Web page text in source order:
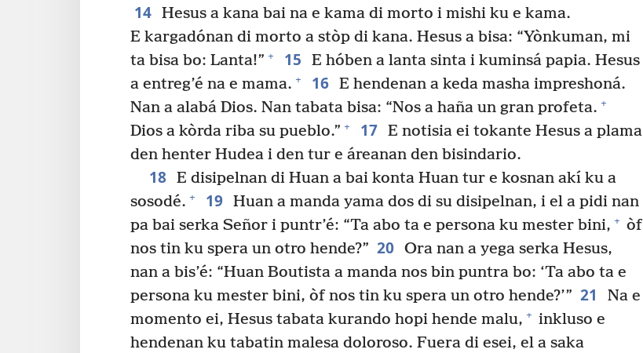
14 Hesus a kana bai na e kama di morto i mishi ku e kama.
E kargadónan di morto a stòp di kana. Hesus a bisa: “Yònkuman, mi
ta bisa bo: Lanta!” + 15
E hóben a lanta sinta i kuminsá papia. Hesus
a entreg’é na e mama. + 16 E hendenan a keda masha impreshoná.
Nan a alabá Dios. Nan tabata bisa: “Nos a haña un gran profeta. +
Dios a kòrda riba su pueblo.” + 17 E notisia ei tokante Hesus a plama
den henter Hudea i den tur e áreanan den bisindario.
18 E disipelnan di Huan a bai konta Huan tur e kosnan akí ku a
sosodé. + 19 Huan a manda yama dos di su disipelnan, i el a pidi nan
pa bai serka Señor i puntr’é: “Ta abo ta e persona ku mester bini, + òf
nos tin ku spera un otro hende?” 20 Ora nan a yega serka Hesus,
nan a bis’é: “Huan Boutista a manda nos bin puntra bo: ‘Ta abo ta e
persona ku mester bini, òf nos tin ku spera un otro hende?’” 21
Na e
momento ei, Hesus tabata kurando hopi hende malu, + inkluso e
hendenan ku tabatin malesa doloroso. Fuera di esei, el a saka